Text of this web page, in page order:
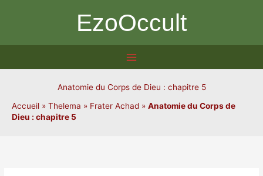
EzoOccult
Anatomie du Corps de Dieu : chapitre 5
Accueil » Thelema » Frater Achad » Anatomie du Corps de
Dieu : chapitre 5